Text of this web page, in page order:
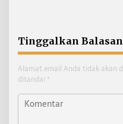
Tinggalkan Balasan
Alamat email Anda tidak akan
ditandai *